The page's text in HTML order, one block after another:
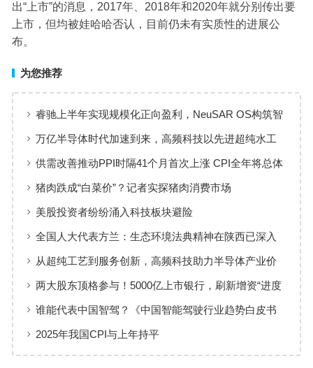
出“上市”的消息，2017年、2018年和2020年就分别传出要
上市，但均被娃哈哈否认，目前仍未有实质性的进展公
布。
为您推荐
睿驰上半年实现规模化正向盈利，NeuSAR OS构筑智
能汽车软件增长新引擎
万亿半导体时代加速到来，高频科技以先进超纯水工
艺赋能高端制造
供需改善推动PPI时隔41个月首次上涨 CPI全年将总体
保持温和上涨趋势
猪肉跌成“白菜价”？记者实探猪肉消费市场
美股投资者纷纷涌入科技板块避险
全国人大代表方兰：生态环境法典精神在陕西已深入
人心
从超纯工艺到服务创新，高频科技助力半导体产业价
值共创
两大股东顶格参与！5000亿上市银行，刷新增资“进度
条”
谁能代表中国智驾？《中国智能驾驶行业趋势白皮书
（2025）》点名华为、元戎、Momenta
2025年我国CPI与上年持平